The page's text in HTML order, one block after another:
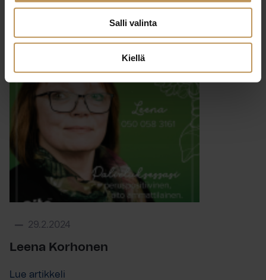
Salli valinta
Kiellä
Lue artikkeli
29.2.2024
Leena Korhonen
Lue artikkeli